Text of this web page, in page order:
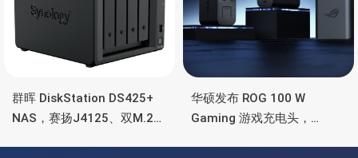
群晖 DiskStation DS425+
NAS，赛扬J4125、双M.2
华硕发布 ROG 100 W
Gaming 游戏充电头，